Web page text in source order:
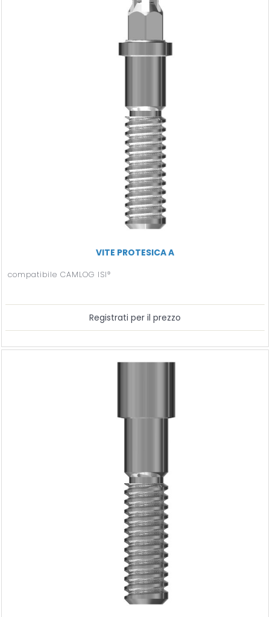
VITE PROTESICA A
compatibile CAMLOG ISI®
Registrati per il prezzo